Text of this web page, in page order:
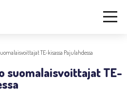
TE-kisassa Pajulahdessa
suomalaisvoittajat TE-